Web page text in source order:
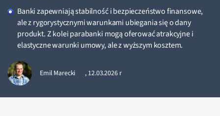
Banki zapewniają stabilność i bezpieczeństwo finansowe,
ale z rygorystycznymi warunkami ubiegania się o dany
produkt. Z kolei parabanki mogą oferować atrakcyjne i
elastyczne warunki umowy, ale z wyższym kosztem.
Emil Marecki , 12.03.2026 r